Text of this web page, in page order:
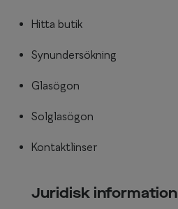
Hitta butik
Synundersökning
Glasögon
Solglasögon
Kontaktlinser
Juridisk information